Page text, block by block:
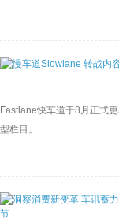
Fastlane快车道于8月正式
型栏目。